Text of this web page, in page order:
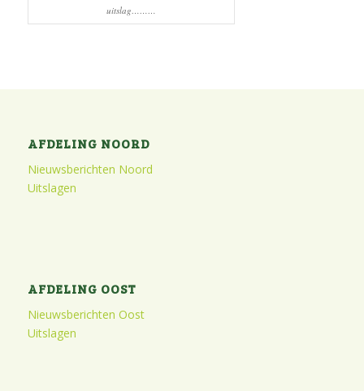
uitslag………
AFDELING NOORD
Nieuwsberichten Noord
Uitslagen
AFDELING OOST
Nieuwsberichten Oost
Uitslagen